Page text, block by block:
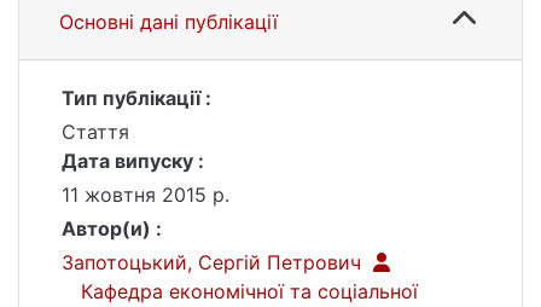
Основні дані публікації
Тип публікації :
Стаття
Дата випуску :
11 жовтня 2015 р.
Автор(и) :
Запотоцький, Сергій Петрович
Кафедра економічної та соціальної